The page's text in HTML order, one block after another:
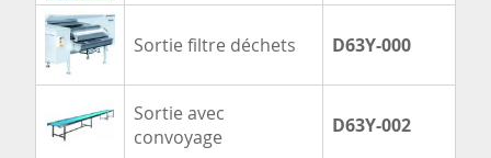
Sortie filtre déchets D63Y-000
Sortie avec
convoyage
D63Y-002